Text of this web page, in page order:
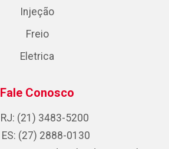
Injeção
Freio
Eletrica
Fale Conosco
RJ: (21) 3483-5200
ES: (27) 2888-0130